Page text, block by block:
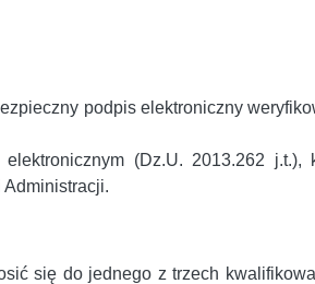
podpis elektroniczny
(Dz.U. 2013.262 j.t.),
się do jednego z trzech